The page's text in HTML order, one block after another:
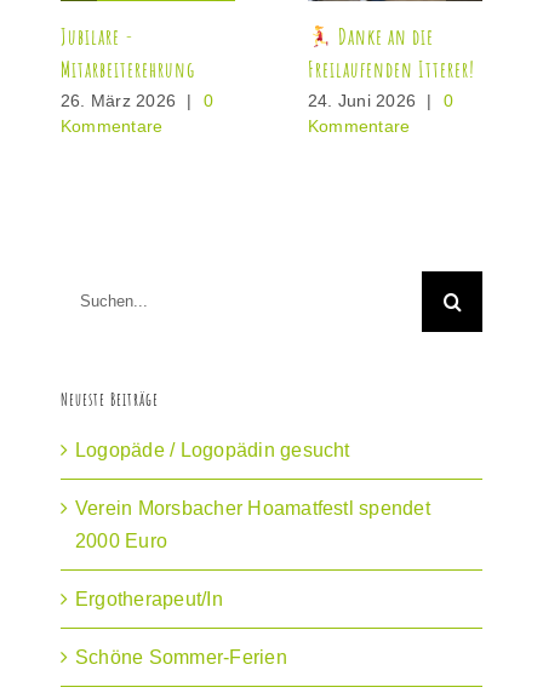
Jubilare -
Mitarbeiterehrung
26. März 2026 |
0
Kommentare
Danke an die
Freilaufenden Itterer!
24. Juni 2026 |
0
Kommentare
Neueste Beiträge
Logopäde / Logopädin gesucht
Verein Morsbacher Hoamatfestl spendet
2000 Euro
Ergotherapeut/In
Schöne Sommer-Ferien